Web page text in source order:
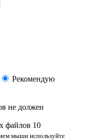
Рекомендую
не должен
файлов 10
мыши используйте